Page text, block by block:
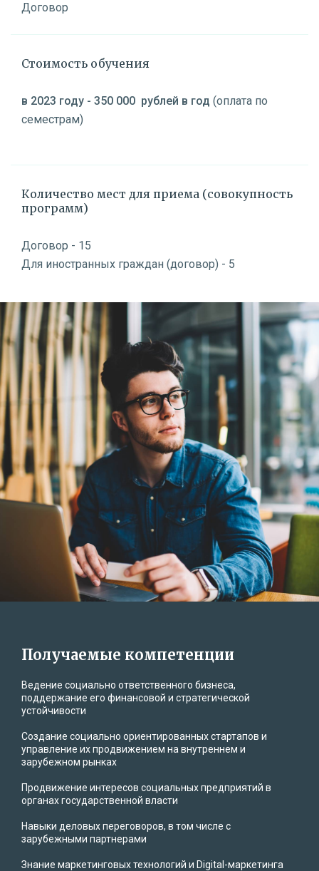
Договор
Стоимость обучения
в 2023 году - 350 000 рублей в год (оплата по
семестрам)
Количество мест для приема (совокупность
программ)
Договор - 15
Для иностранных граждан (договор) - 5
Получаемые компетенции
Ведение социально ответственного бизнеса,
поддержание его финансовой и стратегической
устойчивости
Создание социально ориентированных стартапов и
управление их продвижением на внутреннем и
зарубежном рынках
Продвижение интересов социальных предприятий в
органах государственной власти
Навыки деловых переговоров, в том числе с
зарубежными партнерами
Знание маркетинговых технологий и Digital-маркетинга